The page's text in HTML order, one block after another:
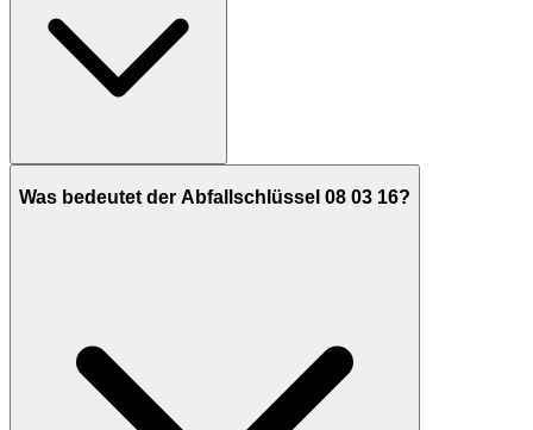
Was bedeutet der Abfallschlüssel 08 03 16?